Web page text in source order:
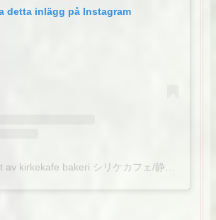
detta inlägg på Instagram
Ett inlägg delat av kirkekafe bakeri シリケカフェ/静岡市/全国発送可/北欧パン専門店 (@kirkekafebakeri)